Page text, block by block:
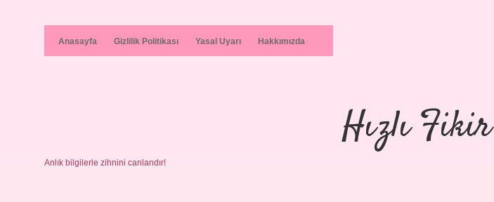
Anasayfa Gizlilik Politikası Yasal Uyarı Hakkımızda
Hızlı
Anlık bilgilerle zihnini canlandır!